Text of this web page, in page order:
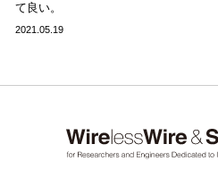
て良い。
2021.05.19